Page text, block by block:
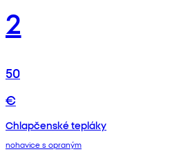
2
50
€
Chlapčenské tepláky
nohavice s opraným